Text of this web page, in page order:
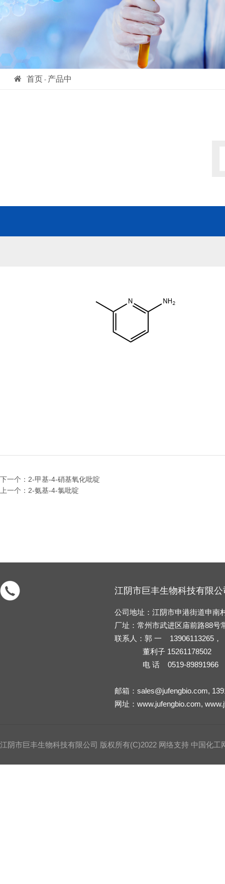
首页 - 产品中
下一个：2-甲基-4-硝基氧化吡啶
上一个：2-氨基-4-氯吡啶
江阴市巨丰生物科技有限公
公司地址：江阴市申港街道申南
厂址：常州市武进区庙前路88号
联系人：郭 一 13906113265，
董利子 15261178502
电 话 0519-89891966
邮箱： sales@jufengbio.com,
网址： www.jufengbio.com,
江阴市巨丰生物科技有限公司 版权所有(C)2022 网络支持 中国化工